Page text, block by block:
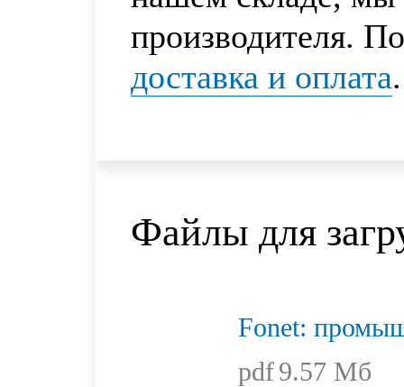
производителя.
доставка и оплата.
Файлы для
Fonet:
pdf9.57 Мб